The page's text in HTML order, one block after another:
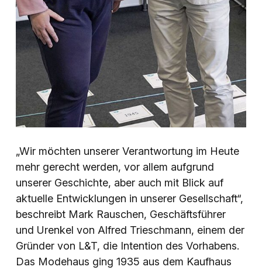
„Wir möchten unserer Verantwortung im Heute
mehr gerecht werden, vor allem aufgrund
unserer Geschichte, aber auch mit Blick auf
aktuelle Entwicklungen in unserer Gesellschaft“,
beschreibt Mark Rauschen, Geschäftsführer
und Urenkel von Alfred Trieschmann, einem der
Gründer von L&T, die Intention des Vorhabens.
Das Modehaus ging 1935 aus dem Kaufhaus